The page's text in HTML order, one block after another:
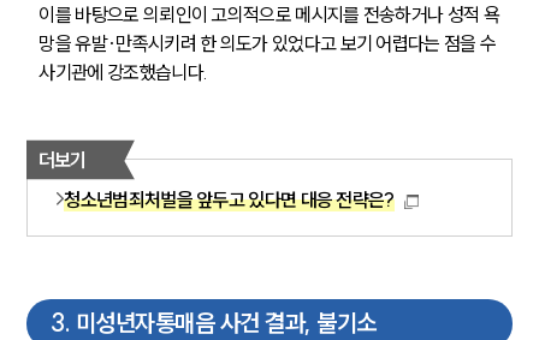
이를 바탕으로 의뢰인이 고의적으로 메시지를 전송하거나 성적 욕
망을 유발·만족시키려 한 의도가 있었다고 보기 어렵다는 점을 수
사기관에 강조했습니다.
더보기
청소년범죄처벌을 앞두고 있다면 대응 전략은?
3. 미성년자통매음 사건 결과, 불기소